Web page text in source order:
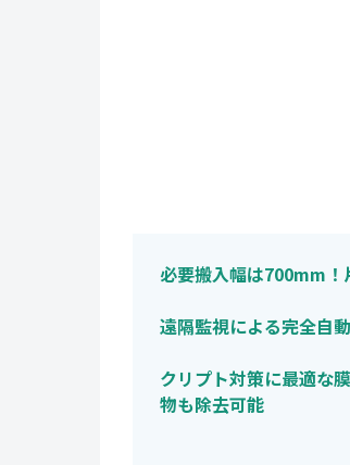
必要搬入幅は700mm！
遠隔監視による完全自
クリプト対策に最適な
物も除去可能